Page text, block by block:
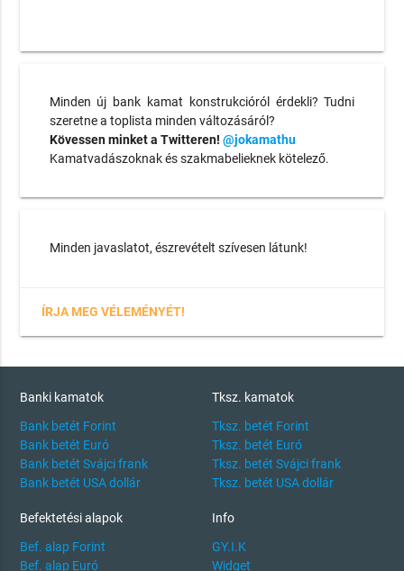
Minden új bank kamat konstrukcióról érdekli? Tudni
szeretne a toplista minden változásáról?
Kövessen minket a Twitteren! @jokamathu
Kamatvadászoknak és szakmabelieknek kötelező.
Minden javaslatot, észrevételt szívesen látunk!
ÍRJA MEG VÉLEMÉNYÉT!
Banki kamatok
Bank betét Forint
Bank betét Euró
Bank betét Svájci frank
Bank betét USA dollár
Tksz. kamatok
Tksz. betét Forint
Tksz. betét Euró
Tksz. betét Svájci frank
Tksz. betét USA dollár
Befektetési alapok
Bef. alap Forint
Bef. alap Euró
Info
GY.I.K
Widget